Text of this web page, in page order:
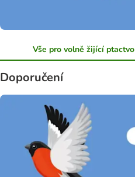
Vše pro volně žijící ptactvo
Doporučení